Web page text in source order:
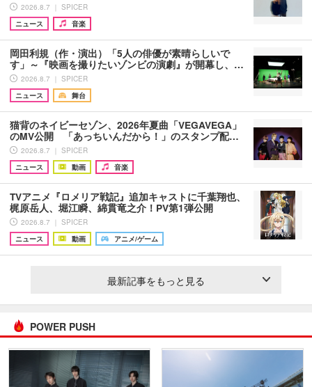
2026.8.7 ｜ SPICER
ニュース
音楽
岡田利規（作・演出）「5人の俳優が素晴らしいで
す」～『映画を撮りたいゾンビの演劇』が開幕し、…
2026.8.7 ｜ SPICER
ニュース
舞台
猫背のネイビーセゾン、2026年夏曲「VEGAVEGA」
のMV公開 「あっちいんだから！」のスタンプ配…
2026.8.7 ｜ SPICER
ニュース
動画 音楽
TVアニメ『ロメリア戦記』追加キャストに千葉翔也、
梶原岳人、堀江瞬、綿貫竜之介！PV第1弾公開
2026.8.7 ｜ SPICER
ニュース
動画 アニメ/ゲーム
最新記事をもっと見る
POWER PUSH